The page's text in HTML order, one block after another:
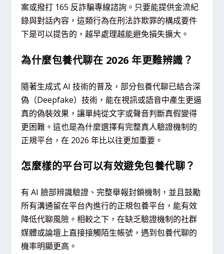
案或撥打 165 反詐騙專線諮詢。只要能提供金流紀
錄與對話內容，這類行為在刑法詐欺罪的構成要件
下是可以提告的，越早處理越能避免損失擴大。
為什麼包養代聊在 2026 年更難辨識？
隨著生成式 AI 技術的普及，部分包養代聊已結合深
偽（Deepfake）技術，能在視訊或語音中產生更逼
真的偽裝效果，讓單純從文字或聲音判斷真假變得
更困難。這也是為什麼選擇有完整真人驗證機制的
正規平台，在 2026 年比以往更加重要。
怎麼樣的平台可以有效避免包養代聊？
有 AI 臉部辨識驗證、完整舉報封鎖機制，並且鼓勵
所有溝通留在平台內進行的正規包養平台，能有效
降低代聊風險。相較之下，在缺乏驗證機制的社群
媒體或論壇上直接接觸陌生帳號，遇到包養代聊的
機率明顯更高。